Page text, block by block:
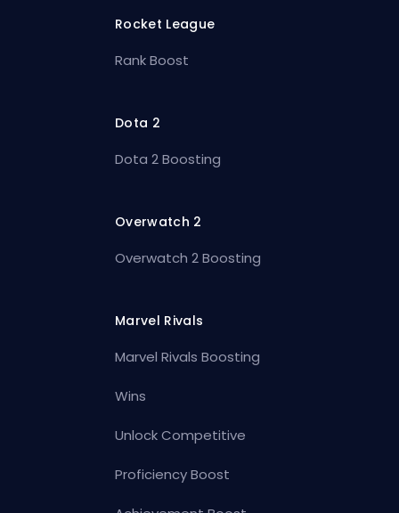
Rocket League
Rank Boost
Dota 2
Dota 2 Boosting
Overwatch 2
Overwatch 2 Boosting
Marvel Rivals
Marvel Rivals Boosting
Wins
Unlock Competitive
Proficiency Boost